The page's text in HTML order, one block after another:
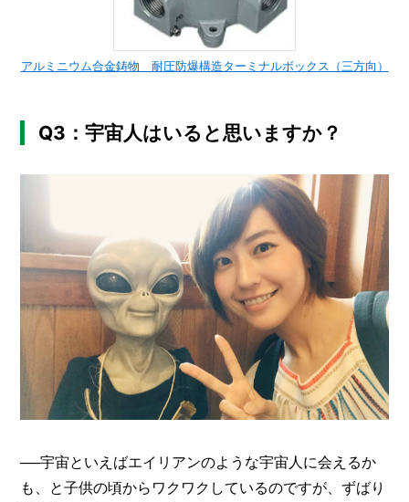
アルミニウム合金鋳物 耐圧防爆構造ターミナルボックス（三方向）
Q3：宇宙人はいると思いますか？
──宇宙といえばエイリアンのような宇宙人に会えるか
も、と子供の頃からワクワクしているのですが、ずばり